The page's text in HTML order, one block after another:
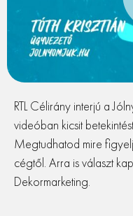
RTL Célirány interjú a
videóban kicsit
Megtudhatod mire
cégtől. Arra is választ
Dekormarketing.